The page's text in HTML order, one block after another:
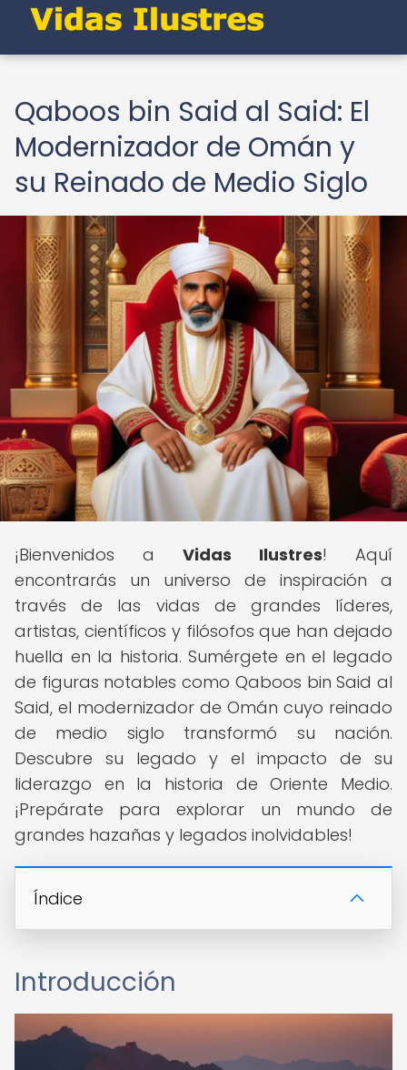
Qaboos bin Said al Said: El
Modernizador de Omán y
su Reinado de Medio Siglo
¡Bienvenidos a Vidas Ilustres! Aquí
encontrarás un universo de inspiración a
través de las vidas de grandes líderes,
artistas, científicos y filósofos que han dejado
huella en la historia. Sumérgete en el legado
de figuras notables como Qaboos bin Said al
Said, el modernizador de Omán cuyo reinado
de medio siglo transformó su nación.
Descubre su legado y el impacto de su
liderazgo en la historia de Oriente Medio.
¡Prepárate para explorar un mundo de
grandes hazañas y legados inolvidables!
Índice
Introducción